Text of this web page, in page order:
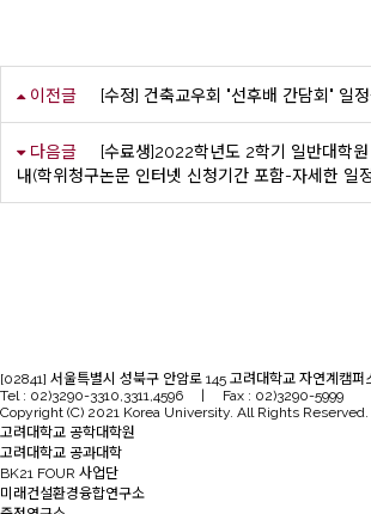
이전글 [수정] 건축교우회 "선후배 간담회" 일
다음글
[수료생]2022학년도 2학기 일반대학
내(학위청구논문 인터넷 신청기간 포함-자세한 일
[02841] 서울특별시 성북구 안암로 145 고려대학교 자연계캠
Tel : 02)3290-3310,3311,4596 | Fax : 02)3290-5999
Copyright (C) 2021 Korea University. All Rights
고려대학교 공학대학원
고려대학교 공과대학
BK21 FOUR 사업단
미래건설환경융합연구소